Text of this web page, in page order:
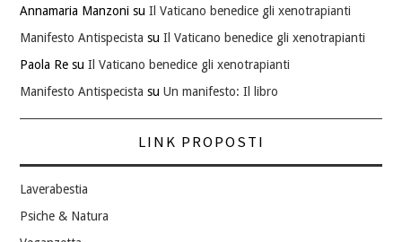
Annamaria Manzoni suIl Vaticano benedice gli xenotrapianti
Manifesto Antispecista suIl Vaticano benedice gli xenotrapianti
Paola Re suIl Vaticano benedice gli xenotrapianti
Manifesto Antispecista suUn manifesto: Il libro
LINK PROPOSTI
Laverabestia
Psiche & Natura